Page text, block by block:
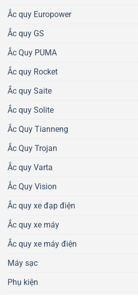
Ắc quy Europower
Ắc quy GS
Ắc Quy PUMA
Ắc quy Rocket
Ắc quy Saite
Ắc quy Solite
Ắc Quy Tianneng
Ắc Quy Trojan
Ắc quy Varta
Ắc Quy Vision
Ắc quy xe đạp điện
Ắc quy xe máy
Ắc quy xe máy điện
Máy sạc
Phụ kiện